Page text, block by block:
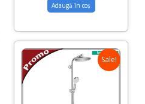
Adaugă în coș
Sale!